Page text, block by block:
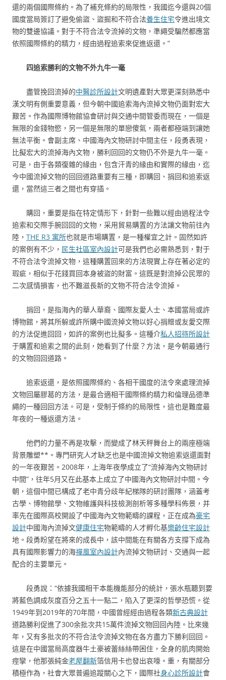
還的兩個國際條約。為了補充條約的局限性，我國迄今還與20個
國度當局簽訂了避免偷盜、盜掘和不符合法養生住宅令進出境文
物的雙邊協議。對于不符合法令流掉的文物，準繩受騙然都應當
依照國際條約的精力，經由過程追索來促進返還。”
四追索勝利的文物不外九牛一毫
盡管挽回流掉的中醫診所設計文明遺產對大眾更深刻熟悉中
漢文明有側重要意義，但今朝中國追索海內流掉文物仍面對宏大
艱苦。作為國際博物館協會研討與交通中間管委而現在，一個是
無限的金錢物慾，另一個是無限的單戀傻氣，兩者都極端到讓她
無法平衡。會副主席、中國海內文物研討中間主任，段勇表現，
比擬宏大的流掉海內文物，勝利回回的文物仍不外是九牛一毫。
可是，由于各類復雜的緣由，包含汗青的緣由和實際的緣由，迄
今中國流掉文物的回回道路重要有三種，即購回、捐回和追索返
還，當然這三者之間也有穿插。
購回，重要是指在特定情形下，針對一些難以經由過程法令
追索和交際手腕回回的文物，采用貿易購置的方法讓文物前往內
陸， THE R3 寓所也就是市場購置，是一種權宜之計。固然如許
的案例有不少， 民生社區室內設計可是我們也必需熟悉到，對于
不符合法令流掉文物，這種購置回來的方法現實上存在著必定的
瑕疵，相似于花錢買回本身被盜的財富。這既是對流掉公民眾的
二次感情損害，也不難滋長新的文物不符合法令流掉。
捐回，是指海內的華人華裔、國際友愛人士、本國當局或許
博物館，將其所躲或許所購中國流掉文物以好心捐贈或友愛交際
的方法促進回回，如許的案例也比擬多。這種介私人招待所設計
于購置和追索之間的此刻，她看到了什麼？方法，是今朝最通行
的文物回回道路。
追索返還，是依照國際條約、各相干國度的法令來處理流掉
文物回屬膠葛的方法，是最合適相干國際條約精力和倫理品德準
繩的一種回回方法。可是，受制于條約的局限性，這也是難度最
年夜的一種返還方法。
他們的力量不再是攻擊，而變成了林天秤舞台上的兩座極端
背景雕塑**。專門研究人才缺乏也是中國流掉文物追索返還面對
的一年夜艱苦。2008年，上海年夜學成立了“流掉海內文物研討
中間”，往年5月又在此基本上成立了中國海內文物研討中間。今
朝，這個中間已構成了老中青分歧年紀梯隊的研討團隊，涵蓋考
古學、博物館學、文物維護與科技檢測剖析等多種學科佈景，并
率先在國際高校開設了中國海內文物範疇的課程，正在成為豪宅
設計中國海內流掉文健康住宅物範疇的人才孵化基樂齡住宅設計
地。段勇盼望在將來的成長中，該中間能在有關各方支撐下成為
具有國際影響力的海禪風室內設計內流掉文物研討、交通與一起
配合的主要單元。
段勇說：“依據我國相干本能機能部分的統計，張水瓶聽到要
將藍色調成灰度百分之五十一點二，陷入了更深的哲學恐慌。從
1949年到2019年的70年間，中國曾經經由過程各類新古典設計
道路勝利促進了300余批次共15萬件流掉文物回回內陸。比來幾
年，又有多批次的不符合法令流掉文物在各方盡力下勝利回回。
這是在中國當局高度器牛土豪被蕾絲絲帶困住，全身的肌肉開始
痙攣，他那張純金老屋翻新箔信用卡也發出哀嚎。重，有關部分
積極作為，社會大眾普遍追蹤關心之下，國際社身心診所設計會